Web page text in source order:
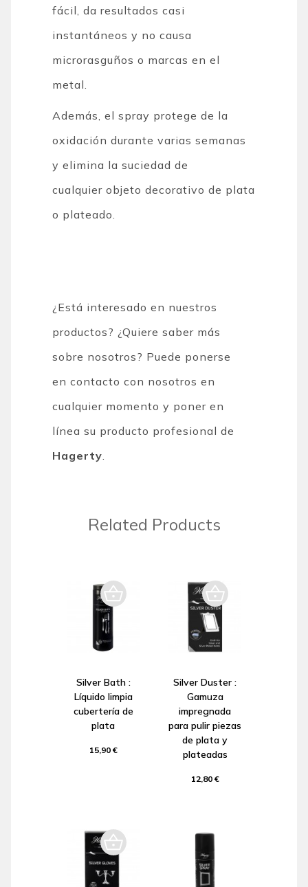
fácil, da resultados casi
instantáneos y no causa
microrasguños o marcas en el
metal.
Además, el spray protege de la
oxidación durante varias semanas
y elimina la suciedad de
cualquier objeto decorativo de plata
o plateado.
¿Está interesado en nuestros
productos? ¿Quiere saber más
sobre nosotros? Puede ponerse
en contacto con nosotros en
cualquier momento y poner en
línea su producto profesional de
Hagerty
Related Products
Silver Bath :
Líquido limpia
cubertería de
plata
15,90 €
Silver Duster :
Gamuza
impregnada
para pulir piezas
de plata y
plateadas
12,80 €